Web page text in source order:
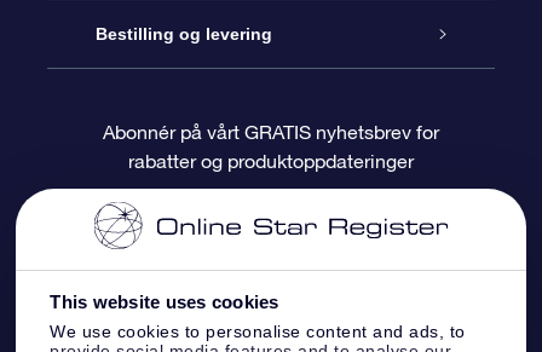
This website uses cookies
We use cookies to personalise content and ads, to
Bloggen
Anmeldelser
OSR Gavepakke
OSR-gavekortet
Bedriftsgaver
Star Register
Pesontilpasset stjerneside
One Million Stars
OSR Starsaver
Bestilling og levering
Betalingsinformasjon
Fraktinformasjon
Returpolicy
Abonnér på vårt GRATIS nyhetsbrev for
rabatter og produktoppdateringer